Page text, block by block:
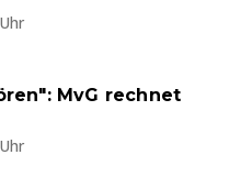
MvG rechnet